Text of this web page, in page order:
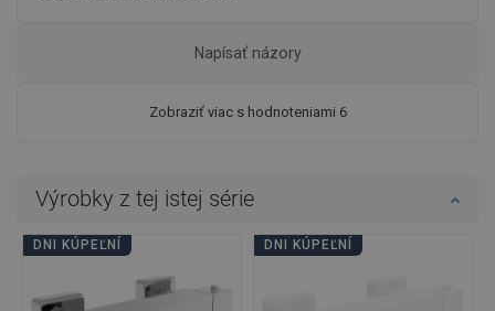
Zobraziť viac s hodnoteniami 6
Napísať názory
Výrobky z tej istej série
DNI KÚPEĽNÍ DNI KÚPEĽNÍ